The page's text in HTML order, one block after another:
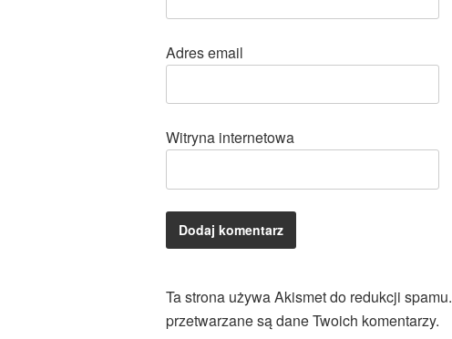
Adres email
Witryna internetowa
Ta strona używa Akismet do redukcji spamu.
przetwarzane są dane Twoich komentarzy.